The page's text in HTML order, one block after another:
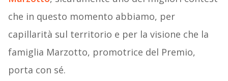
che in questo momento abbiamo, per
capillarità sul territorio e per la visione che la
famiglia Marzotto, promotrice del Premio,
porta con sé.